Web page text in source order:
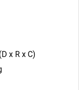
x R x C)